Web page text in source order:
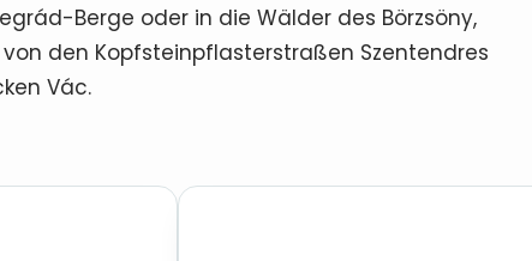
Berge oder in die Wälder des Börzsöny,
den Kopfsteinpflasterstraßen Szentendres
Vác.